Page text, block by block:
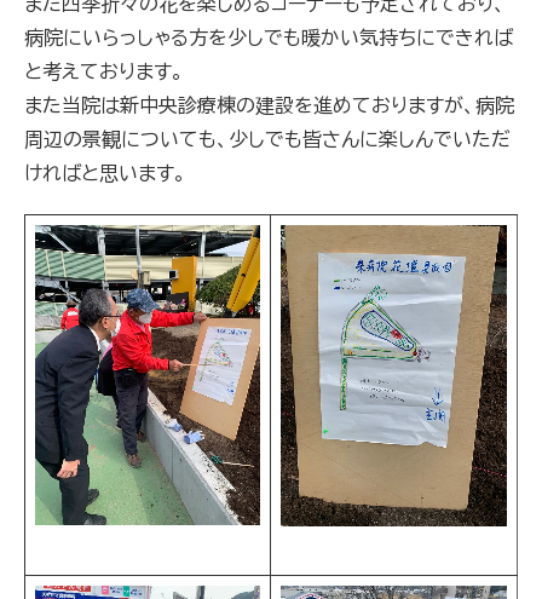
病院にいらっしゃる方を少しでも暖かい気持ちにできれば
と考えております。
また当院は新中央診療棟の建設を進めておりますが、病院
周辺の景観についても、少しでも皆さんに楽しんでいただ
ければと思います。